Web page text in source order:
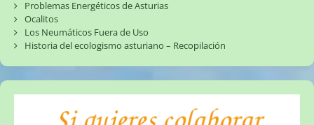
Problemas Energéticos de Asturias
Ocalitos
Los Neumáticos Fuera de Uso
Historia del ecologismo asturiano – Recopilación